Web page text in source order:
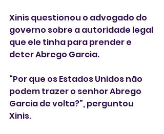
Xinis questionou o advogado do
governo sobre a autoridade legal
que ele tinha para prender e
deter Abrego Garcia.
“Por que os Estados Unidos não
podem trazer o senhor Abrego
Garcia de volta?”, perguntou
Xinis.